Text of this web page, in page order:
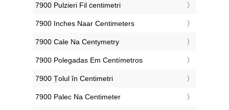
‎7900 Pulzieri Fil ċentimetri
‎7900 Inches Naar Centimeters
‎7900 Cale Na Centymetry
‎7900 Polegadas Em Centímetros
‎7900 Țolul în Centimetri
‎7900 Palec Na Centimeter